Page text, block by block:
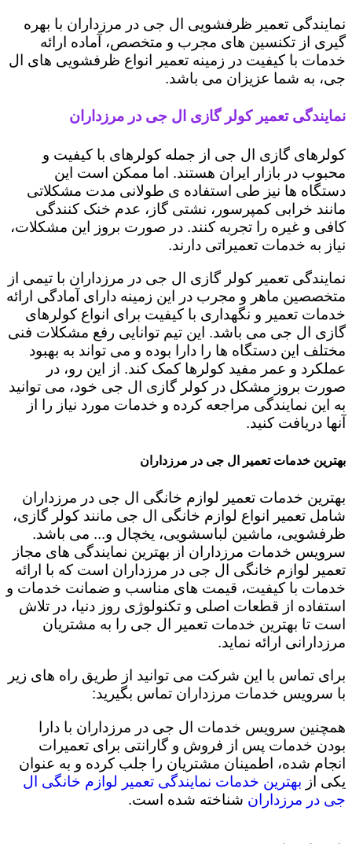
نمایندگی تعمیر ظرفشویی ال جی در مرزداران با بهره
گیری از تکنسین های مجرب و متخصص، آماده ارائه
خدمات با کیفیت در زمینه تعمیر انواع ظرفشویی های ال
جی، به شما عزیزان می باشد.
نمایندگی تعمیر کولر گازی ال جی در مرزداران
کولرهای گازی ال جی از جمله کولرهای با کیفیت و
محبوب در بازار ایران هستند. اما ممکن است این
دستگاه ها نیز طی استفاده ی طولانی مدت مشکلاتی
مانند خرابی کمپرسور، نشتی گاز، عدم خنک کنندگی
کافی و غیره را تجربه کنند. در صورت بروز این مشکلات،
نیاز به خدمات تعمیراتی دارند.
نمایندگی تعمیر کولر گازی ال جی در مرزداران با تیمی از
متخصصین ماهر و مجرب در این زمینه دارای آمادگی ارائه
خدمات تعمیر و نگهداری با کیفیت برای انواع کولرهای
گازی ال جی می باشد. این تیم توانایی رفع مشکلات فنی
مختلف این دستگاه ها را دارا بوده و می تواند به بهبود
عملکرد و عمر مفید کولرها کمک کند. از این رو، در
صورت بروز مشکل در کولر گازی ال جی خود، می توانید
به این نمایندگی مراجعه کرده و خدمات مورد نیاز را از
آنها دریافت کنید.
بهترین خدمات تعمیر ال جی در مرزداران
بهترین خدمات تعمیر لوازم خانگی ال جی در مرزداران
شامل تعمیر انواع لوازم خانگی ال جی مانند کولر گازی،
ظرفشویی، ماشین لباسشویی، یخچال و... می باشد.
سرویس خدمات مرزداران از بهترین نمایندگی های مجاز
تعمیر لوازم خانگی ال جی در مرزداران است که با ارائه
خدمات با کیفیت، قیمت های مناسب و ضمانت خدمات و
استفاده از قطعات اصلی و تکنولوژی روز دنیا، در تلاش
است تا بهترین خدمات تعمیر ال جی را به مشتریان
مرزدارانی ارائه نماید.
برای تماس با این شرکت می توانید از طریق راه های زیر
با سرویس خدمات مرزداران تماس بگیرید:
همچنین سرویس خدمات ال جی در مرزداران با دارا
بودن خدمات پس از فروش و گارانتی برای تعمیرات
انجام شده، اطمینان مشتریان را جلب کرده و به عنوان
یکی از بهترین خدمات نمایندگی تعمیر لوازم خانگی ال
جی در مرزداران شناخته شده است.